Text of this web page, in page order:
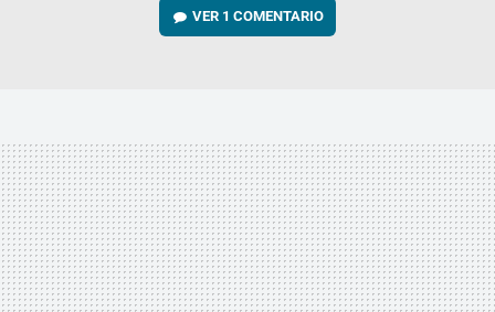
VER 1 COMENTARIO